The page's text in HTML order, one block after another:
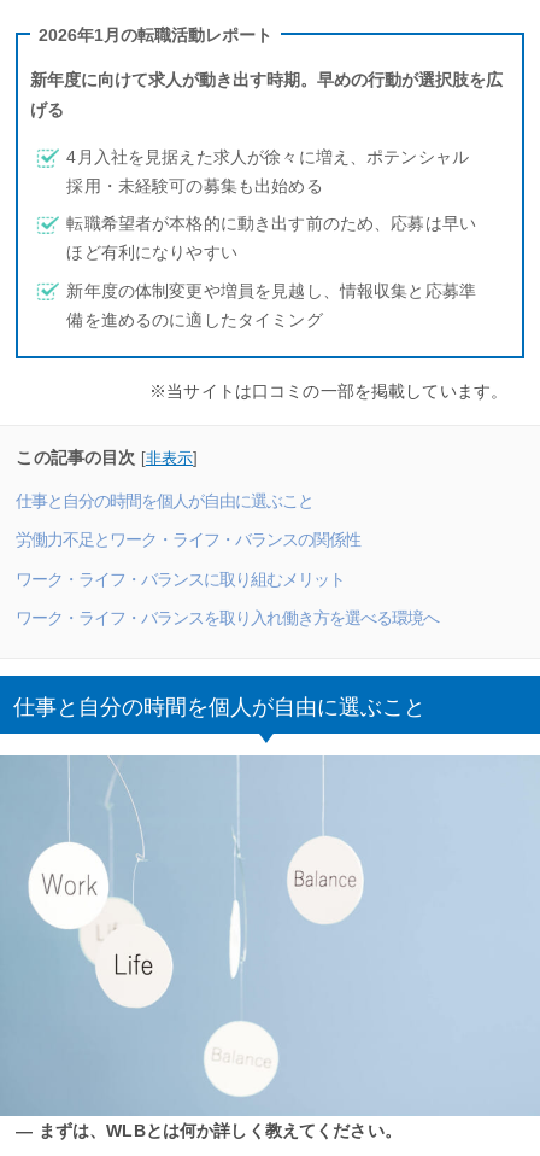
2026年1月の転職活動レポート
新年度に向けて求人が動き出す時期。早めの行動が選択肢を広
げる
4月入社を見据えた求人が徐々に増え、ポテンシャル
採用・未経験可の募集も出始める
転職希望者が本格的に動き出す前のため、応募は早い
ほど有利になりやすい
新年度の体制変更や増員を見越し、情報収集と応募準
備を進めるのに適したタイミング
※当サイトは口コミの一部を掲載しています。
この記事の目次 [非表示]
仕事と自分の時間を個人が自由に選ぶこと
労働力不足とワーク・ライフ・バランスの関係性
ワーク・ライフ・バランスに取り組むメリット
ワーク・ライフ・バランスを取り入れ働き方を選べる環境へ
仕事と自分の時間を個人が自由に選ぶこと
― まずは、WLBとは何か詳しく教えてください。